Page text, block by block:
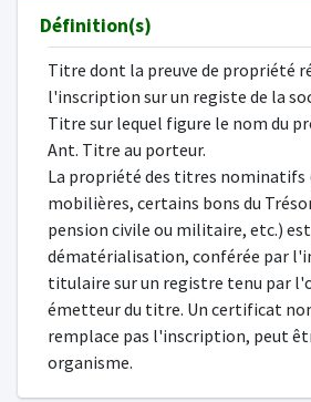
Définition(s)
Titre dont la preuve de propriété
l'inscription sur un registe de la
Titre sur lequel figure le nom du
Ant. Titre au porteur.
La propriété des titres nominatifs
mobilières, certains bons du
pension civile ou militaire, etc.)
dématérialisation, conférée par
titulaire sur un registre tenu par
émetteur du titre. Un certificat
remplace pas l'inscription, peut
organisme.